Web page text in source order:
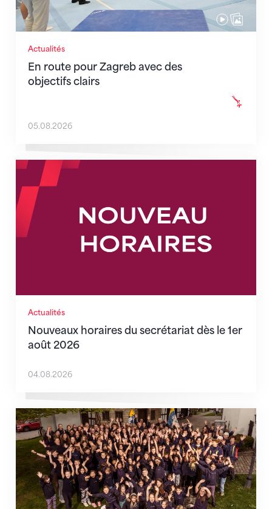
Actualités
En route pour Zagreb avec des
objectifs clairs
05.08.2026
Actualités
Nouveaux horaires du secrétariat dès le 1er
août 2026
Nouveaux horaires du secrétariat dès le 1er août
04.08.2026
Quand l’inclusion devient une évidence